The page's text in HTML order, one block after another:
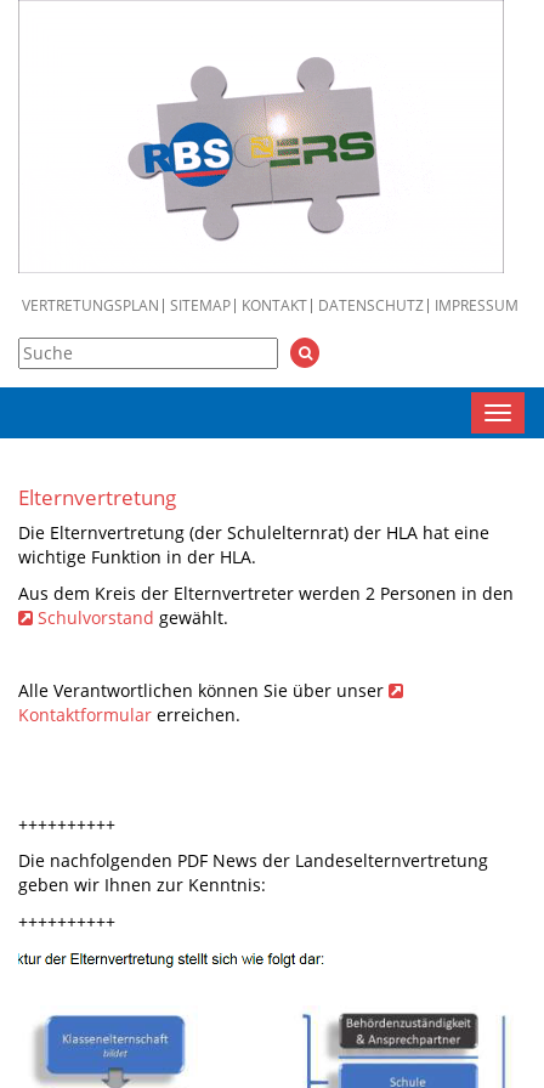
VERTRETUNGSPLAN SITEMAP KONTAKT DATENSCHUTZ IMPRESSUM
Elternvertretung
Die Elternvertretung (der Schulelternrat) der HLA hat eine
wichtige Funktion in der HLA.
Aus dem Kreis der Elternvertreter werden 2 Personen in den
Schulvorstand gewählt.
Alle Verantwortlichen können Sie über unser
Kontaktformular erreichen.
++++++++++
Die nachfolgenden PDF News der Landeselternvertretung
geben wir Ihnen zur Kenntnis:
++++++++++